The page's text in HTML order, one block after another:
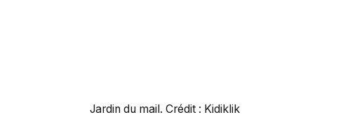
Jardin du mail. Crédit : Kidiklik